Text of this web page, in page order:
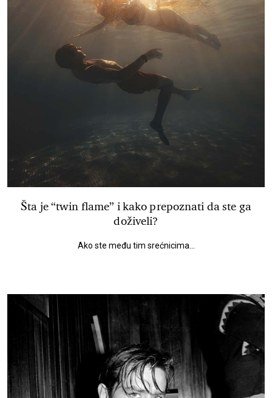
Šta je “twin flame” i kako prepoznati da ste ga
doživeli?
Ako ste među tim srećnicima...